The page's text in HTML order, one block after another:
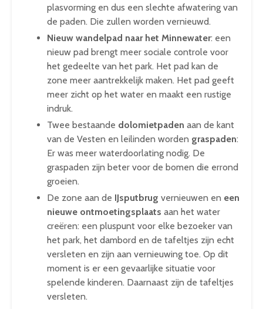
plasvorming en dus een slechte afwatering van
de paden. Die zullen worden vernieuwd.
Nieuw wandelpad naar het Minnewater: een
nieuw pad brengt meer sociale controle voor
het gedeelte van het park. Het pad kan de
zone meer aantrekkelijk maken. Het pad geeft
meer zicht op het water en maakt een rustige
indruk.
Twee bestaande dolomietpaden aan de kant
van de Vesten en leilinden worden graspaden:
Er was meer waterdoorlating nodig. De
graspaden zijn beter voor de bomen die errond
groeien.
De zone aan de IJsputbrug vernieuwen en een
nieuwe ontmoetingsplaats aan het water
creëren: een pluspunt voor elke bezoeker van
het park, het dambord en de tafeltjes zijn echt
versleten en zijn aan vernieuwing toe. Op dit
moment is er een gevaarlijke situatie voor
spelende kinderen. Daarnaast zijn de tafeltjes
versleten.